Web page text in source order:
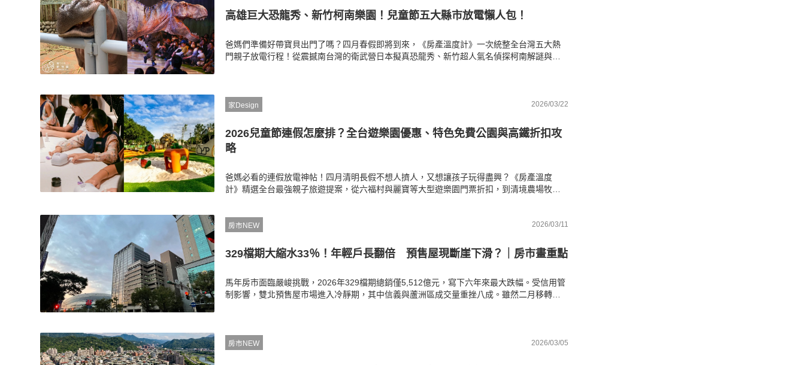
高雄巨大恐龍秀、新竹柯南樂園！兒童節五大縣市放電懶人包！
爸媽們準備好帶寶貝出門了嗎？四月春假即將到來，《房產溫度計》一次統整全台灣五大熱
門親子放電行程！從震撼南台灣的衛武營日本擬真恐龍秀、新竹超人氣名偵探柯南解謎與動
家Design 2026/03/22
2026兒童節連假怎麼排？全台遊樂園優惠、特色免費公園與高鐵折扣攻
略
爸媽必看的連假放電神帖！四月清明長假不想人擠人，又想讓孩子玩得盡興？《房產溫度
計》精選全台最強親子旅遊提案，從六福村與麗寶等大型遊樂園門票折扣，到清境農場牧羊
房市NEW 2026/03/11
329檔期大縮水33％！年輕戶長翻倍 預售屋現斷崖下滑？｜房市畫重點
馬年房市面臨嚴峻挑戰，2026年329檔期總銷僅5,512億元，寫下六年來最大跌幅。受信用管
制影響，雙北預售屋市場進入冷靜期，其中信義與蘆洲區成交量重挫八成。雖然二月移轉棟
房市NEW 2026/03/05